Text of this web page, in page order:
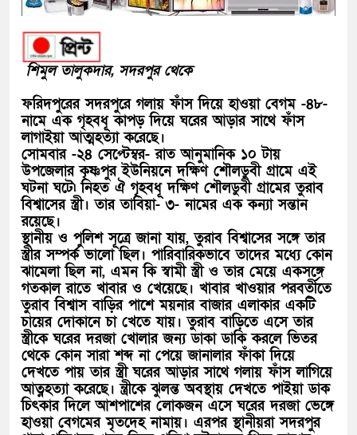
শিমুল তালুকদার, সদরপুর থেকে
ফরিদপুরের সদরপুরে গলায় ফাঁস দিয়ে হাওয়া বেগম -৪৮-
নামে এক গৃহবধূ কাপড় দিয়ে ঘরের আড়ার সাথে ফাঁস
লাগাইয়া আত্মহত্যা করেছে।
সোমবার -২৪ সেপ্টেম্বর- রাত আনুমানিক ১০ টায়
উপজেলার কৃষ্ণপুর ইউনিয়নে দক্ষিণ শৌলডুবী গ্রামে এই
ঘটনা ঘটে৷ নিহত ঐ গৃহবধূ দক্ষিণ শৌলডুবী গ্রামের তুরাব
বিশ্বাসের স্ত্রী। তার তাবিয়া- ৩- নামের এক কন্যা সন্তান
রয়েছে।
স্থানীয় ও পুলিশ সূত্রে জানা যায়, তুরাব বিশ্বাসের সঙ্গে তার
স্ত্রীর সম্পর্ক ভালো ছিল। পারিবারিকভাবে তাদের মধ্যে কোন
ঝামেলা ছিল না, এমন কি স্বামী স্ত্রী ও তার মেয়ে একসঙ্গে
গতকাল রাতে খাবার ও খেয়েছে। খাবার খাওয়ার পরবর্তীতে
তুরাব বিশ্বাস বাড়ির পাশে ময়নার বাজার এলাকার একটি
চায়ের দোকানে চা খেতে যায়। তুরাব বাড়িতে এসে তার
স্ত্রীকে ঘরের দরজা খোলার জন্য ডাকা ডাকি করলে ভিতর
থেকে কোন সারা শব্দ না পেয়ে জানালার ফাঁকা দিয়ে
দেখতে পায় তার স্ত্রী ঘরের আড়ার সাথে গলায় ফাঁস লাগিয়ে
আত্নহত্যা করেছে। ন্ত্রীকে ঝুলন্ত অবস্থায় দেখতে পাইয়া ডাক
চিৎকার দিলে আশপাশের লোকজন এসে ঘরের দরজা ভেঙ্গে
হাওয়া বেগমের মৃতদেহ নামায়। এরপর স্থানীয়রা সদরপুর